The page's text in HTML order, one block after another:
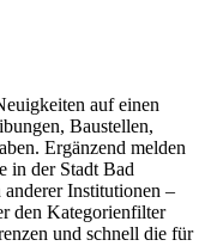
auf einen
Baustellen,
Ergänzend melden
in der Stadt Bad
Institutionen –
den Kategorienfilter
und schnell die für